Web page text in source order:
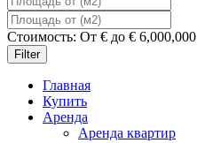
Стоимость: От € до € 6,000,000
Filter
Главная
Купить
Аренда
Аренда квартир